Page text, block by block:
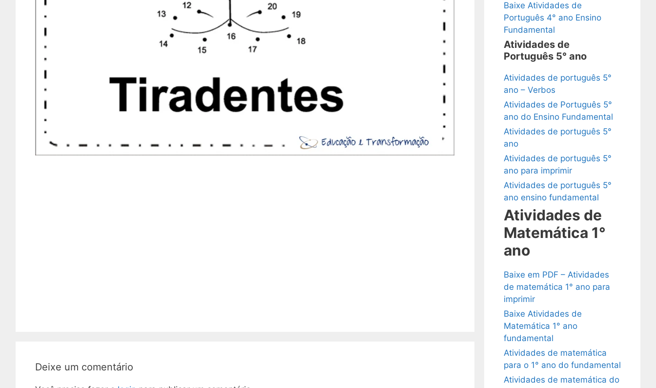
Deixe um comentário
Baixe Atividades de
Português 4° ano Ensino
Fundamental
Atividades de
Português 5° ano
Atividades de português 5°
ano – Verbos
Atividades de Português 5°
ano do Ensino Fundamental
Atividades de português 5°
ano
Atividades de português 5°
ano para imprimir
Atividades de português 5°
ano ensino fundamental
Atividades de
Matemática 1°
ano
Baixe em PDF – Atividades
de matemática 1° ano para
imprimir
Baixe Atividades de
Matemática 1° ano
fundamental
Atividades de matemática
para o 1° ano do fundamental
Atividades de matemática do